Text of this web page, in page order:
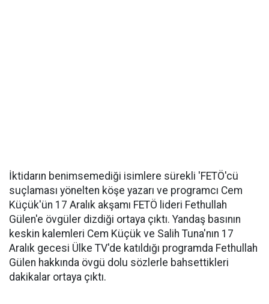
İktidarın benimsemediği isimlere sürekli 'FETÖ'cü
suçlaması yönelten köşe yazarı ve programcı Cem
Küçük'ün 17 Aralık akşamı FETÖ lideri Fethullah
Gülen'e övgüler dizdiği ortaya çıktı. Yandaş basının
keskin kalemleri Cem Küçük ve Salih Tuna'nın 17
Aralık gecesi Ülke TV'de katıldığı programda Fethullah
Gülen hakkında övgü dolu sözlerle bahsettikleri
dakikalar ortaya çıktı.